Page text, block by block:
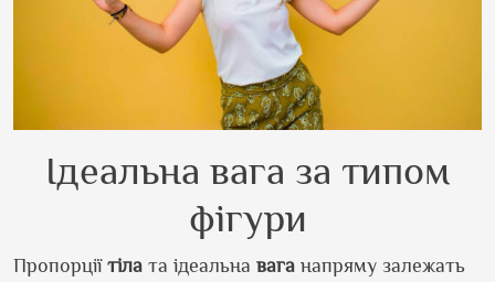
Ідеальна вага за типом
фігури
Пропорції тіла та ідеальна вага напряму залежать